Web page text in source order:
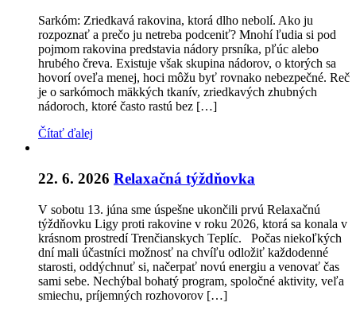
Sarkóm: Zriedkavá rakovina, ktorá dlho nebolí. Ako ju
rozpoznať a prečo ju netreba podceniť? Mnohí ľudia si pod
pojmom rakovina predstavia nádory prsníka, pľúc alebo
hrubého čreva. Existuje však skupina nádorov, o ktorých sa
hovorí oveľa menej, hoci môžu byť rovnako nebezpečné. Reč
je o sarkómoch mäkkých tkanív, zriedkavých zhubných
nádoroch, ktoré často rastú bez […]
Čítať ďalej
22. 6. 2026 Relaxačná týždňovka
V sobotu 13. júna sme úspešne ukončili prvú Relaxačnú
týždňovku Ligy proti rakovine v roku 2026, ktorá sa konala v
krásnom prostredí Trenčianskych Teplíc. Počas niekoľkých
dní mali účastníci možnosť na chvíľu odložiť každodenné
starosti, oddýchnuť si, načerpať novú energiu a venovať čas
sami sebe. Nechýbal bohatý program, spoločné aktivity, veľa
smiechu, príjemných rozhovorov […]